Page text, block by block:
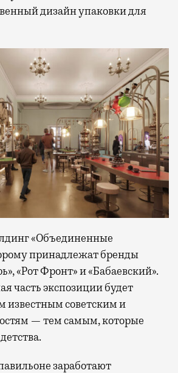
дизайн упаковки для
«Объединенные
принадлежат бренды
«Рот Фронт» и «Бабаевский».
часть экспозиции будет
известным советским и
— тем самым, которые
заработают